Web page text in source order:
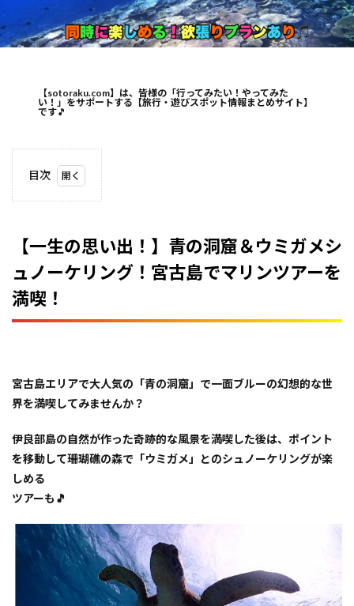
【sotoraku.com】は、皆様の「行ってみたい！やってみた
い！」をサポートする【旅行・遊びスポット情報まとめサイト】
です🎵
目次
出！】
青の洞
窟＆ウ
ミガメ
シュノ
ーケリ
ング！
ーを満
喫！
【伊良
部マリ
ンツア
ー
One
One】
【一生の思い出！】青の洞窟＆ウミガメシ
ュノーケリング！宮古島でマリンツアーを
満喫！
宮古島エリアで大人気の「青の洞窟」で一面ブルーの幻想的な世
界を満喫してみませんか？
伊良部島の自然が作った奇跡的な風景を満喫した後は、ポイント
を移動して珊瑚礁の森で「ウミガメ」とのシュノーケリングが楽
しめる
ツアーも🎵